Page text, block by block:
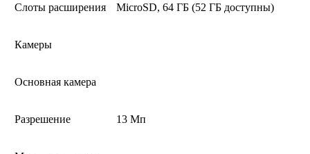
Слоты расширения MicroSD, 64 ГБ (52 ГБ доступны)
Камеры
Основная камера
Разрешение 13 Мп